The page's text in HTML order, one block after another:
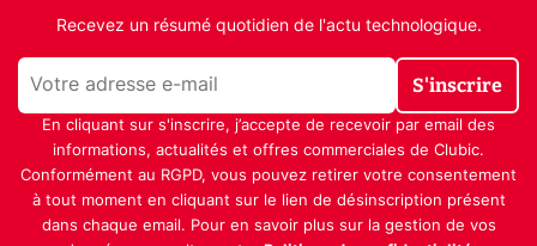
Recevez un résumé quotidien de l'actu technologique.
S'inscrire
En cliquant sur s'inscrire, j’accepte de recevoir par email des
informations, actualités et offres commerciales de Clubic.
Conformément au RGPD, vous pouvez retirer votre consentement
à tout moment en cliquant sur le lien de désinscription présent
dans chaque email. Pour en savoir plus sur la gestion de vos